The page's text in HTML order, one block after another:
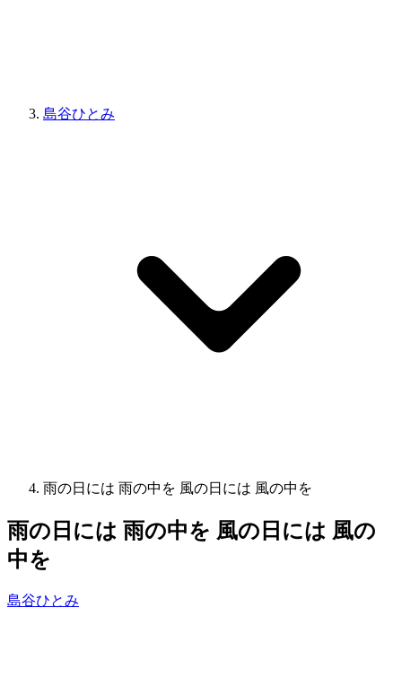
島谷ひとみ
雨の日には 雨の中を 風の日には 風の中を
雨の日には 雨の中を 風の日には 風の
中を
島谷ひとみ